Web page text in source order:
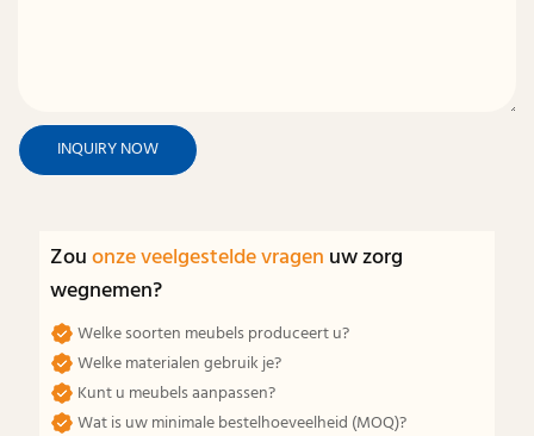
INQUIRY NOW
Zouonze veelgestelde vragen uw zorg
wegnemen?
Welke soorten meubels produceert u?
Welke materialen gebruik je?
Kunt u meubels aanpassen?
Wat is uw minimale bestelhoeveelheid (MOQ)?